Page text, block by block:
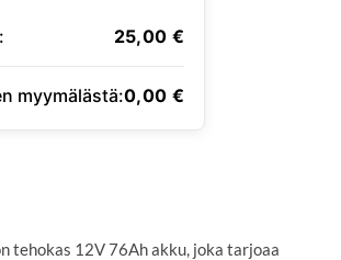
25,00 €
myymälästä:0,00 €
tehokas 12V 76Ah akku, joka tarjoaa